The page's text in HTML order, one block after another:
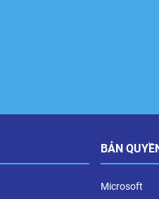
BẢN
Microsoft